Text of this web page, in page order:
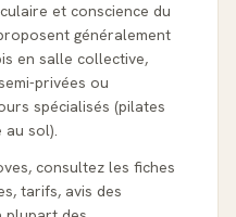
et conscience du
généralement
en salle collective,
privées ou
spécialisés (pilates
au sol).
consultez les fiches
tarifs, avis des